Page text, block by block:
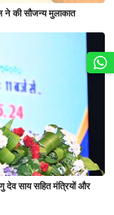
ने की सौजन्य मुलाकात
देव साय सहित मंत्रियों और